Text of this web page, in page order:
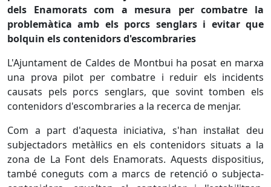
dels Enamorats com a mesura per combatre la
problemàtica amb els porcs senglars i evitar que
bolquin els contenidors d'escombraries
L'Ajuntament de Caldes de Montbui ha posat en marxa
una prova pilot per combatre i reduir els incidents
causats pels porcs senglars, que sovint tomben els
contenidors d'escombraries a la recerca de menjar.
Com a part d'aquesta iniciativa, s'han instal·lat deu
subjectadors metàl·lics en els contenidors situats a la
zona de La Font dels Enamorats. Aquests dispositius,
també coneguts com a marcs de retenció o subjecta-